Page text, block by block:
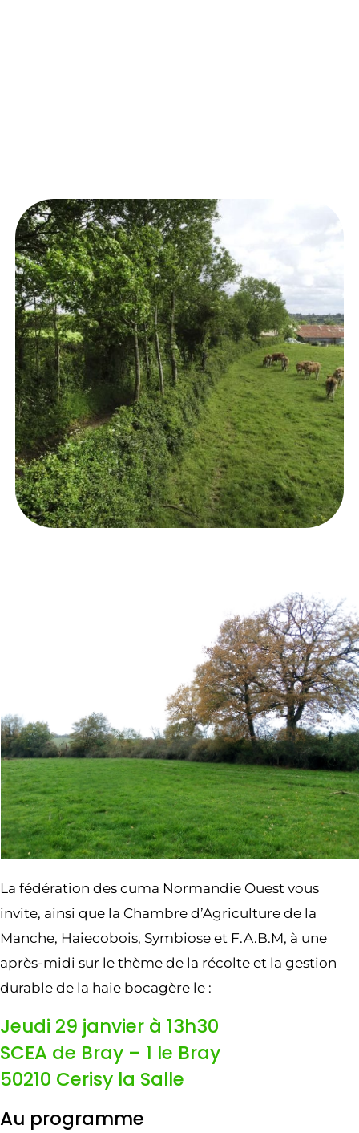
La fédération des cuma Normandie Ouest vous
invite, ainsi que la Chambre d’Agriculture de la
Manche, Haiecobois, Symbiose et F.A.B.M, à une
après-midi sur le thème de la récolte et la gestion
durable de la haie bocagère le :
Jeudi 29 janvier à 13h30
SCEA de Bray – 1 le Bray
50210 Cerisy la Salle
Au programme